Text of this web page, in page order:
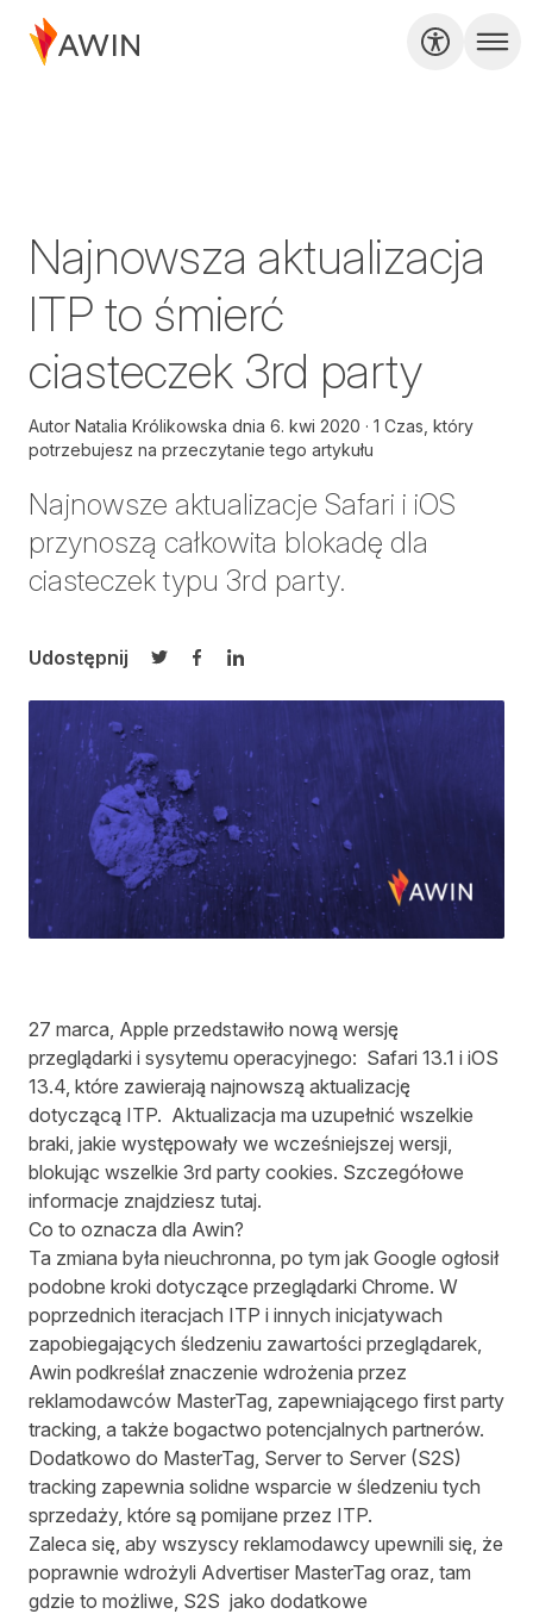
Najnowsza aktualizacja
ITP to śmierć
ciasteczek 3rd party
Autor Natalia Królikowska dnia 6. kwi 2020
1 Czas, który
potrzebujesz na przeczytanie tego artykułu
Najnowsze aktualizacje Safari i iOS
przynoszą całkowita blokadę dla
ciasteczek typu 3rd party.
Udostępnij
Udostępnij na Twitterze
Udostępnij na Facebooku
Udostępnij na LinkedIn
27 marca, Apple przedstawiło nową wersję
przeglądarki i sysytemu operacyjnego: Safari 13.1 i iOS
13.4, które zawierają najnowszą aktualizację
dotyczącą ITP. Aktualizacja ma uzupełnić wszelkie
braki, jakie występowały we wcześniejszej wersji,
blokując wszelkie 3rd party cookies. Szczegółowe
informacje znajdziesz tutaj.
Co to oznacza dla Awin?
Ta zmiana była nieuchronna, po tym jak Google ogłosił
podobne kroki dotyczące przeglądarki Chrome. W
poprzednich iteracjach ITP i innych inicjatywach
zapobiegających śledzeniu zawartości przeglądarek,
Awin podkreślał znaczenie wdrożenia przez
reklamodawców MasterTag, zapewniającego first party
tracking, a także bogactwo potencjalnych partnerów.
Dodatkowo do MasterTag, Server to Server (S2S)
tracking zapewnia solidne wsparcie w śledzeniu tych
sprzedaży, które są pomijane przez ITP.
Zaleca się, aby wszyscy reklamodawcy upewnili się, że
poprawnie wdrożyli Advertiser MasterTag oraz, tam
gdzie to możliwe, S2S jako dodatkowe